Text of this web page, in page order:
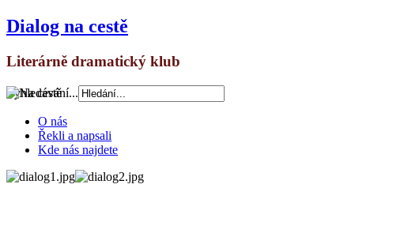
Dialog na cestě
Literárně dramatický klub
Vyhledávání...
O nás
Řekli a napsali
Kde nás najdete